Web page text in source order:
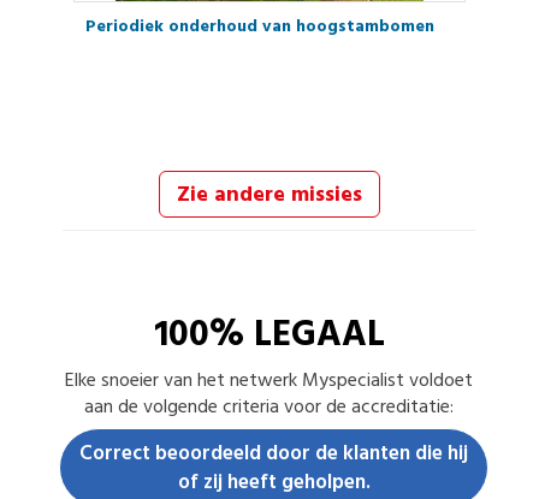
Periodiek onderhoud van hoogstambomen
Zie andere missies
100% LEGAAL
Elkesnoeiervan het netwerk Myspecialist voldoet
aan de volgende criteria voor de accreditatie:
Correct beoordeeld door de klanten die hij
of zij heeft geholpen.